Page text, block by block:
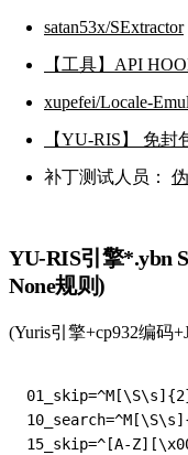
satan53x/SExtractor
【工具】API
xupefei/Locale-
【YU-RIS】 免封
补丁测试人员：
YU-RIS引擎*.ybn
None规则)
(Yuris引擎+cp932编码
15_skip=^[A-